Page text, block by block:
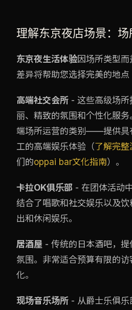
理解东京夜店场景：场
东京夜生活体验因场所类型
差异将帮助您选择完美的地点
高端社交会所 - 这些高级场
丽、精致的氛围和个性化服
端场所运营的类别——提供具
工的高端娱乐体验（了解完整
们的oppai bar文化指南）。
卡拉OK俱乐部 - 在团体活动
结合了唱歌和社交娱乐以及
出和休闲娱乐。
居酒屋 - 传统的日本酒吧，
氛围。非常适合预算有限的
化。
现场音乐场所 - 从爵士乐俱